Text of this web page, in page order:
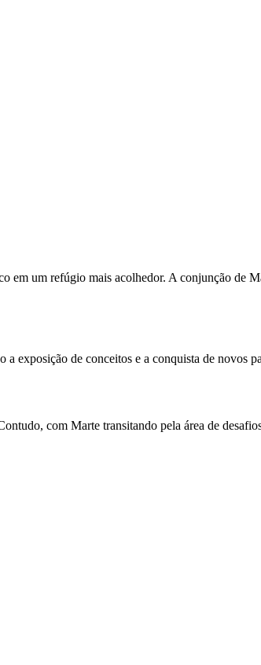
em um refúgio mais acolhedor. A conjunção de
exposição de conceitos e a conquista de novos
com Marte transitando pela área de